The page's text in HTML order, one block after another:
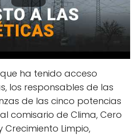
ha tenido acceso
los responsables de las
de las cinco potencias
comisario de Clima, Cero
Crecimiento Limpio,